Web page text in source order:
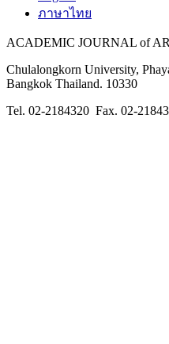
ภาษาไทย
ACADEMIC JOURNAL of
Chulalongkorn University,
Bangkok Thailand. 10330
Tel. 02-2184320 Fax. 02-